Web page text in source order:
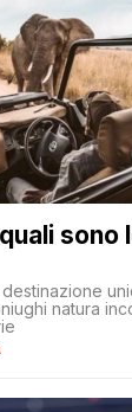
sono
natura